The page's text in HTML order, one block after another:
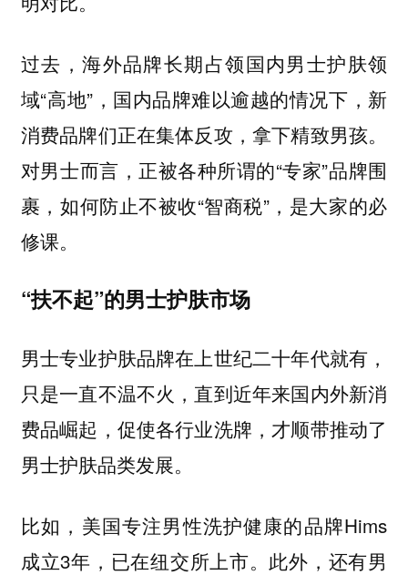
过去，海外品牌长期占领国内男士护肤领
域“高地”，国内品牌难以逾越的情况下，新
消费品牌们正在集体反攻，拿下精致男孩。
对男士而言，正被各种所谓的“专家”品牌围
裹，如何防止不被收“智商税”，是大家的必
修课。
“扶不起”的男士护肤市场
男士专业护肤品牌在上世纪二十年代就有，
只是一直不温不火，直到近年来国内外新消
费品崛起，促使各行业洗牌，才顺带推动了
男士护肤品类发展。
比如，美国专注男性洗护健康的品牌Hims
成立3年，已在纽交所上市。此外，还有男